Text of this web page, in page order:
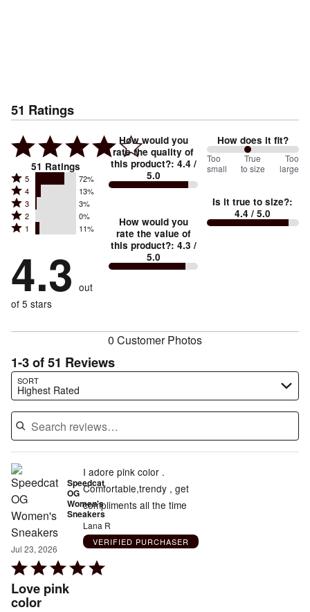
51 Ratings
51 Ratings
Rated
5
stars
by
reviewers
5 72%
Rated
4
stars
by
of
reviewers
4 13%
Rated
3
stars
3%
of
reviewers
3 3%
Rated
2
by
0%
reviewers
2 0%
Rated
stars
by
11%
of
1 11%
4.3 out
of 5 stars
How would you
rate the quality of
this product?: 4.4 /
5.0
How would you
rate the value of
this product?: 4.3 /
5.0
How does it fit?
89%
between
small
and
Too
small
True
to size
Too
large
Is it true to size?:
4.4 / 5.0
0 Customer Photos
1-3 of 51 Reviews
SORT
Highest Rated
Search reviews…
Speedcat
OG
Women's
Sneakers
Jul 23, 2026
Rated
5
out
Love pink
color
I adore pink color .
Comfortable,trendy , get
compliments all the time
Lana R
VERIFIED PURCHASER